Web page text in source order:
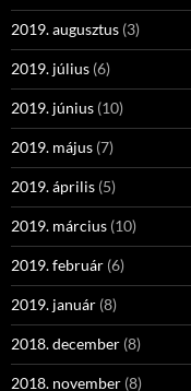
2019. augusztus (3)
2019. július (6)
2019. június (10)
2019. május (7)
2019. április (5)
2019. március (10)
2019. február (6)
2019. január (8)
2018. december (8)
2018. november (8)